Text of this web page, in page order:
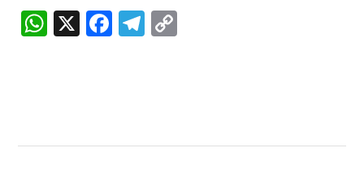
W
p
X
F
o
T
m n